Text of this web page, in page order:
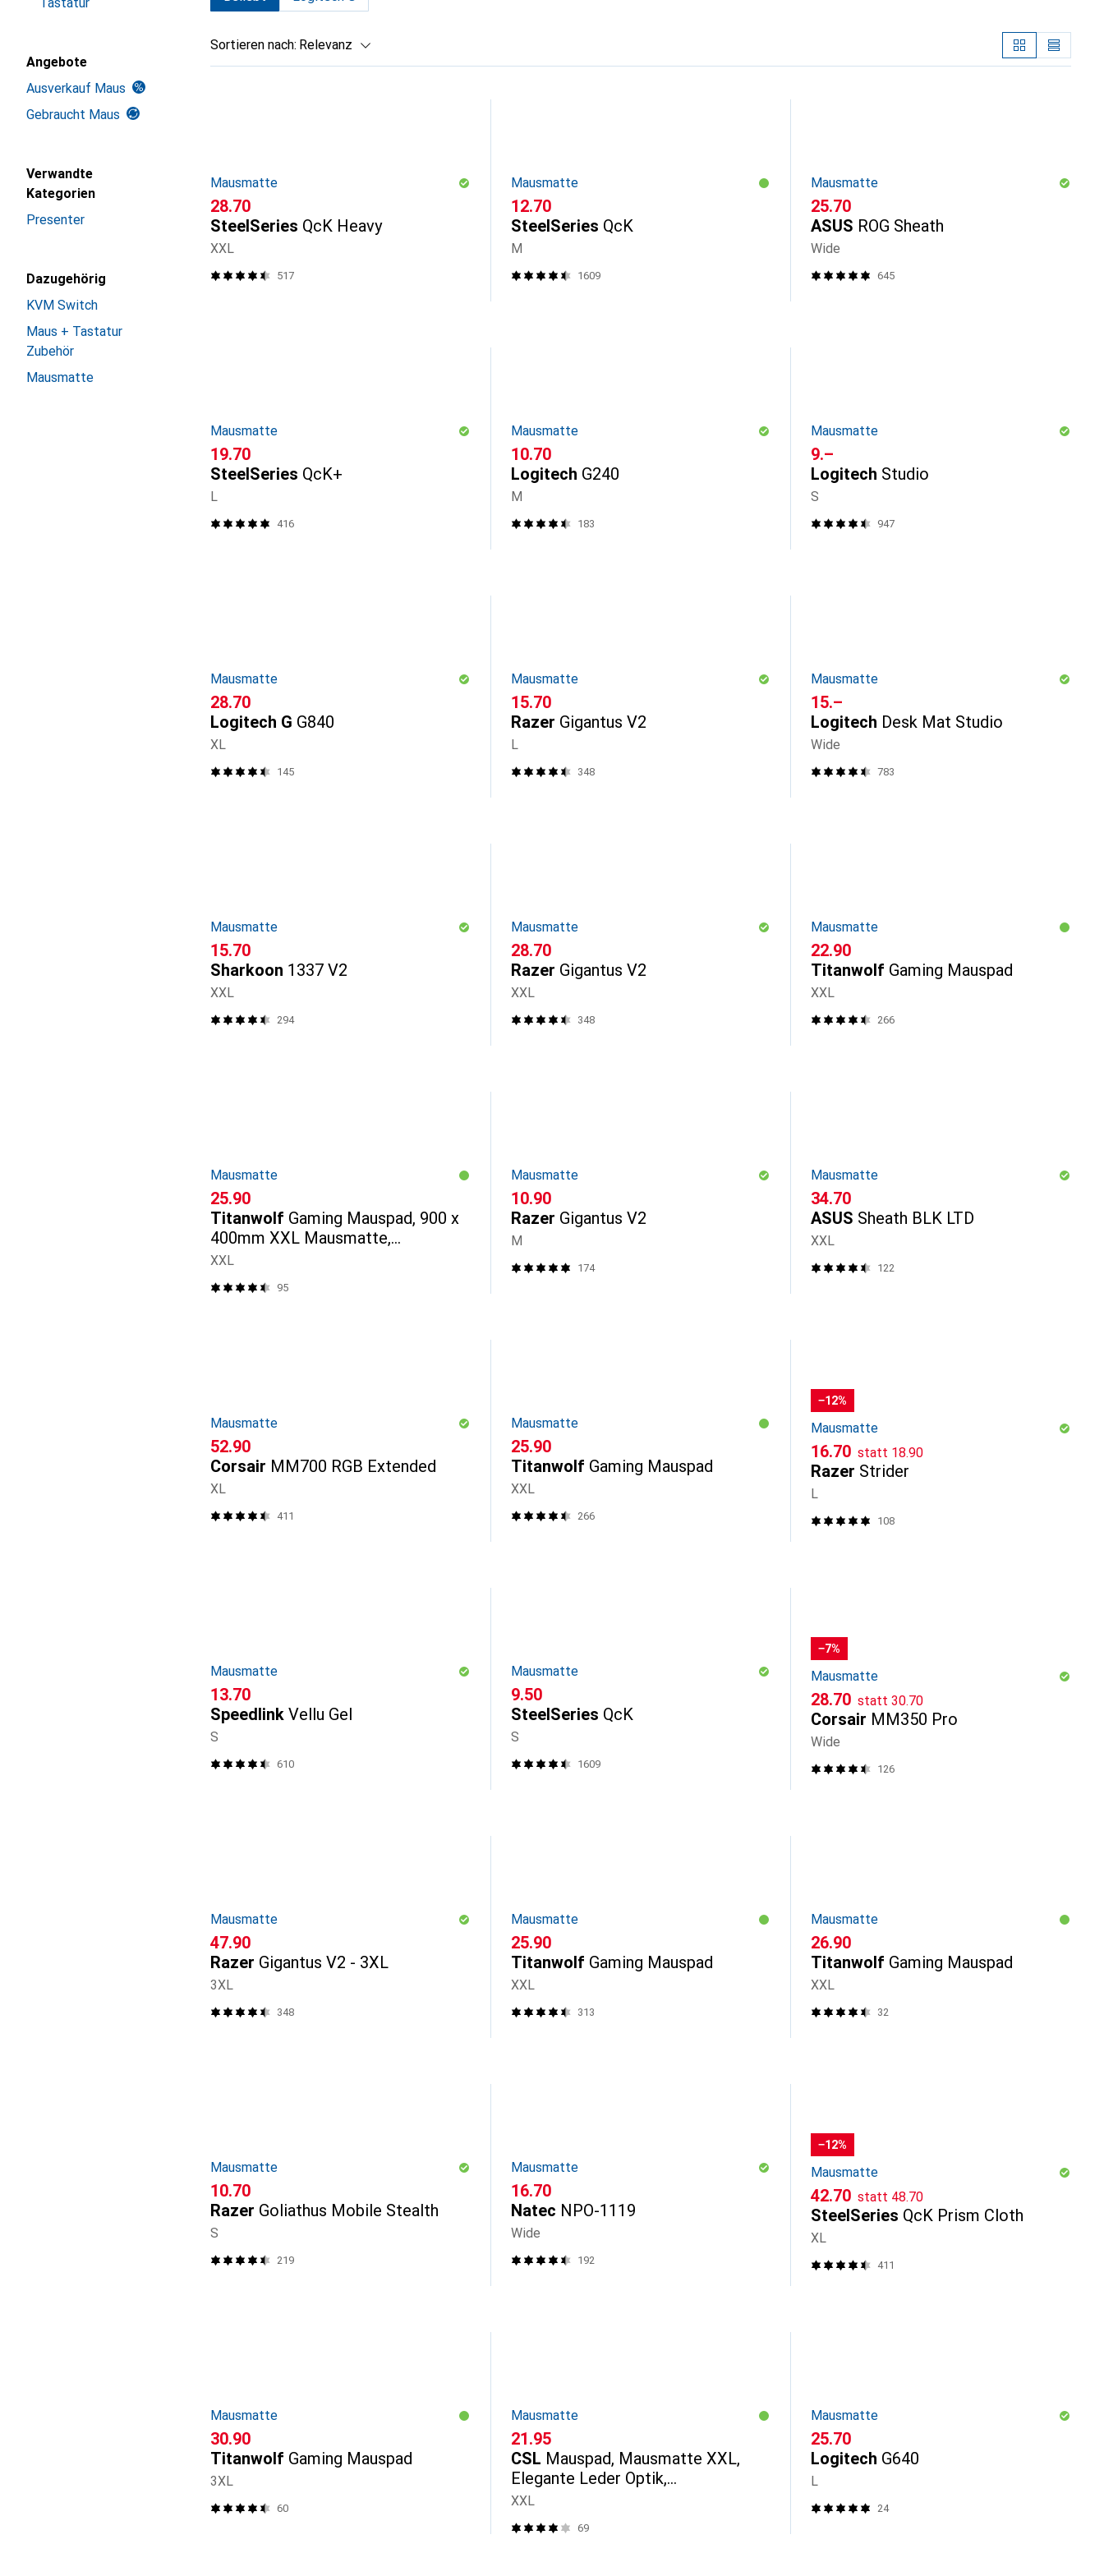
Angebote
Ausverkauf Maus
Gebraucht Maus
Verwandte
Kategorien
Presenter
Dazugehörig
KVM Switch
Maus + Tastatur
Zubehör
Mausmatte
Sortieren nach: Relevanz
Mausmatte
CHF
28.70
SteelSeries QcK Heavy
XXL
517
Mausmatte
CHF
12.70
SteelSeries QcK
M
1609
Mausmatte
CHF
25.70
ASUS ROG Sheath
Wide
645
Mausmatte
CHF
19.70
SteelSeries QcK+
L
416
Mausmatte
CHF
10.70
Logitech G240
M
183
Mausmatte
CHF
9.–
Logitech Studio
S
947
Mausmatte
CHF
28.70
Logitech G G840
XL
145
Mausmatte
CHF
15.70
Razer Gigantus V2
L
348
Mausmatte
CHF
15.–
Logitech Desk Mat Studio
Wide
783
Mausmatte
CHF
15.70
Sharkoon 1337 V2
XXL
294
Mausmatte
CHF
28.70
Razer Gigantus V2
XXL
348
Mausmatte
CHF
22.90
Titanwolf Gaming Mauspad
XXL
266
Mausmatte
CHF
25.90
Titanwolf Gaming Mauspad, 900 x
400mm XXL Mausmatte,
verbessert Präzision &
Geschwindigkeit, Koi Tattoo
XXL
95
Mausmatte
CHF
10.90
Razer Gigantus V2
M
174
Mausmatte
CHF
34.70
ASUS Sheath BLK LTD
XXL
122
Mausmatte
CHF
52.90
Corsair MM700 RGB Extended
XL
411
Mausmatte
CHF
25.90
Titanwolf Gaming Mauspad
XXL
266
−12%
Mausmatte
CHF
16.70 statt CHF
18.90
Razer Strider
L
108
Mausmatte
CHF
13.70
Speedlink Vellu Gel
S
610
Mausmatte
CHF
9.50
SteelSeries QcK
S
1609
−7%
Mausmatte
CHF
28.70 stattCHF
30.70
Corsair MM350 Pro
Wide
126
Mausmatte
CHF
47.90
Razer Gigantus V2 - 3XL
3XL
348
Mausmatte
CHF
25.90
Titanwolf Gaming Mauspad
XXL
313
Mausmatte
CHF
26.90
Titanwolf Gaming Mauspad
XXL
32
Mausmatte
CHF
10.70
Razer Goliathus Mobile Stealth
S
219
Mausmatte
CHF
16.70
Natec NPO-1119
Wide
192
−12%
Mausmatte
CHF
42.70 statt CHF
48.70
SteelSeries QcK Prism Cloth
XL
411
Mausmatte
CHF
30.90
Titanwolf Gaming Mauspad
3XL
60
Mausmatte
CHF
21.95
CSL Mauspad, Mausmatte XXL,
Elegante Leder Optik,
Schreibtischunterlage 900 x 400
mm, schwarz
XXL
69
Mausmatte
CHF
25.70
Logitech G640
L
24